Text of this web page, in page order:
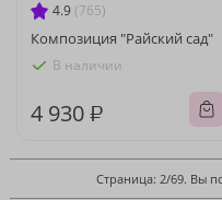
4.9 (765)
Композиция "Райский сад"
В наличии
4 930 ₽
Страница: 2/69. Вы